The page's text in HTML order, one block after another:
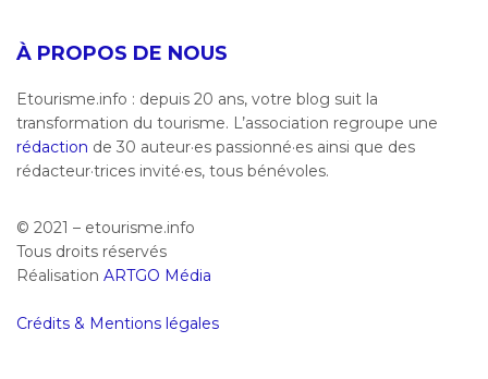
À PROPOS DE NOUS
Etourisme.info : depuis 20 ans, votre blog suit la
transformation du tourisme. L’association regroupe une
rédaction de 30 auteur·es passionné·es ainsi que des
rédacteur·trices invité·es, tous bénévoles.
© 2021 – etourisme.info
Tous droits réservés
Réalisation ARTGO Média
Crédits & Mentions légales